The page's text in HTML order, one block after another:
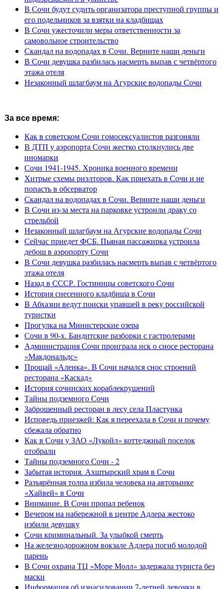
В Сочи будут судить организатора преступной группы и
его подельников за взятки на кладбищах
В Сочи ужесточили меры ответственности за
самовольное строительство
Скандал на водопадах в Сочи. Верните наши деньги
В Сочи девушка разбилась насмерть выпав с четвёртого
этажа отеля
Незаконный шлагбаум на Агурские водопады Сочи
За все время:
Как в советском Сочи гомосексуалистов разгоняли
В ДТП у аэропорта Сочи жестко столкнулись две
иномарки
Сочи 1941-1945. Хроника военного времени
Хитрые схемы риэлторов. Как приехать в Сочи и не
попасть в обсерватор
Скандал на водопадах в Сочи. Верните наши деньги
В Сочи из-за места на парковке устроили драку со
стрельбой
Незаконный шлагбаум на Агурские водопады Сочи
Сейчас приедет ФСБ. Пьяная пассажирка устроила
дебош в аэропорту Сочи
В Сочи девушка разбилась насмерть выпав с четвёртого
этажа отеля
Назад в СССР. Гостиницы советского Сочи
История снесенного кладбища в Сочи
В Абхазии ведут поиски упавшей в реку российской
туристки
Прогулка на Министерские озера
Сочи в 90-х. Бандитские разборки с гастролерами
Администрация Сочи проиграла иск о сносе ресторана
«Макдональдс»
Прощай «Аленка». В Сочи начался снос строений
ресторана «Каскад»
История сочинских кораблекрушений
Тайны подземного Сочи
Заброшенный ресторан в лесу села Пластунка
Исповедь приезжей: Как я переехала в Сочи и почему
сбежала обратно
Как в Сочи у ЗАО «Лукойл» коттеджный поселок
отобрали
Тайны подземного Сочи - 2
Забытая история. Ахштырский храм в Сочи
Разъярённая толпа избила человека на авторынке
«Хайвей» в Сочи
Внимание. В Сочи пропал ребенок
Вечером на набережной в центре Адлера жестоко
избили девушку
Сочи криминальный. За улыбкой смерть
На железнодорожном вокзале Адлера погиб молодой
парень
В Сочи охрана ТЦ «Море Молл» задержала туриста без
маски
Информация об изнасиловании 7-летней девочки в